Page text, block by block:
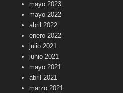
mayo 2023
mayo 2022
abril 2022
enero 2022
julio 2021
junio 2021
mayo 2021
abril 2021
marzo 2021